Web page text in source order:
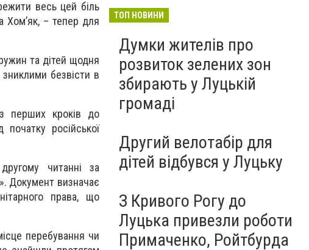
весь цей біль
Хом’як, – тепер для
та дітей щодня
безвісти в
перших кроків до
російської
читанні за
Документ визначає
права, що
перебування чи
ТОП НОВИНИ
Думки жителів про
розвиток зелених зон
збирають у Луцькій
громаді
Другий велотабір для
дітей відбувся у Луцьку
З Кривого Рогу до
Луцька привезли роботи
Примаченко, Ройтбурда